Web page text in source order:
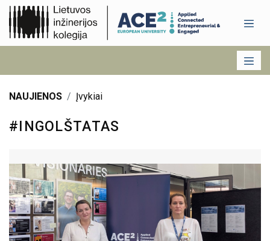
NAUJIENOS Įvykiai
#INGOLŠTATAS